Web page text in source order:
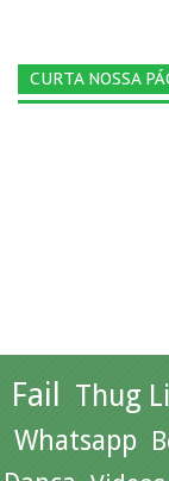
CURTA NOSSA
Fail Thug
Whatsapp